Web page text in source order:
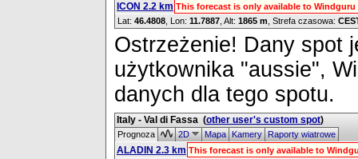
ICON 2.2 km This forecast is only available to Windguru
Lat: 46.4808 , Lon: 11.7887 Alt: 1865 m , Strefa czasowa:
Ostrzeżenie! Dany spot
użytkownika "aussie",
danych dla tego spotu.
Italy - Val di Fassa (other user's custom spot)
Prognoza 2D MapaKameryRaporty wiatrowe
ALADIN 2.3 km This forecast is only available to